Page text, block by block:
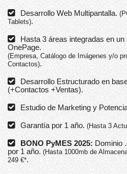
Desarrollo Web Multipantalla.
Tablets).
Hasta 3 áreas integradas en
OnePage.
(Empresa, Catálogo de Imágenes y/o
Contactos).
Desarrollo Estructurado en
(+Contactos +Ventas).
Estudio de Marketing y
Garantía por 1 año. (Hasta 3
BONO PyMES 2025: Dominio
por 1 año. (Hasta 1000mb de
249 €*.